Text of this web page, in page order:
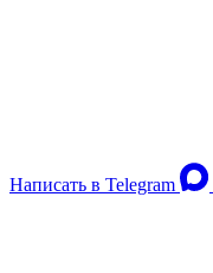
Написать в Telegram